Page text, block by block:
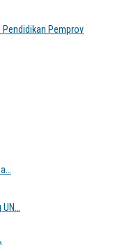
Pendidikan Pemprov
UN…